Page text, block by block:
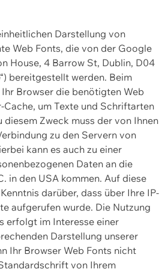
Darstellung von
Web Fonts, die von der Google
House, 4 Barrow St, Dublin, D04
bereitgestellt werden. Beim
Browser die benötigten Web
Cache, um Texte und Schriftarten
diesem Zweck muss der von Ihnen
zu den Servern von
kann es auch zu einer
Daten an die
in den USA kommen. Auf diese
darüber, dass über Ihre IP-
aufgerufen wurde. Die Nutzung
erfolgt im Interesse einer
Darstellung unserer
Ihr Browser Web Fonts nicht
von Ihrem